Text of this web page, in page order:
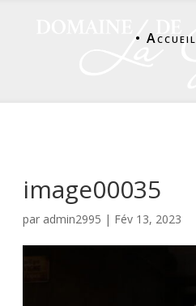
• Accueil
image00035
par admin2995 | Fév 13, 2023